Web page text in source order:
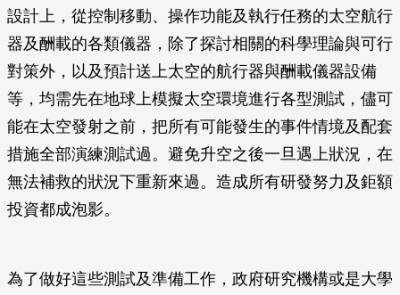
設計上，從控制移動、操作功能及執行任務的太空航行
器及酬載的各類儀器，除了探討相關的科學理論與可行
對策外，以及預計送上太空的航行器與酬載儀器設備
等，均需先在地球上模擬太空環境進行各型測試，儘可
能在太空發射之前，把所有可能發生的事件情境及配套
措施全部演練測試過。避免升空之後一旦遇上狀況，在
無法補救的狀況下重新來過。造成所有研發努力及鉅額
投資都成泡影。
為了做好這些測試及準備工作，政府研究機構或是大學